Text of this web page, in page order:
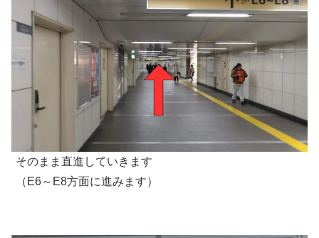
そのまま直進していきます
（E6～E8方面に進みます）